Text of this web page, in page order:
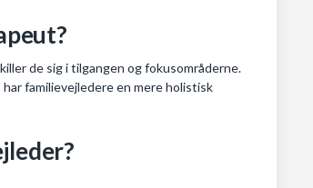
de sig i tilgangen og fokusområderne.
familievejledere en mere holistisk